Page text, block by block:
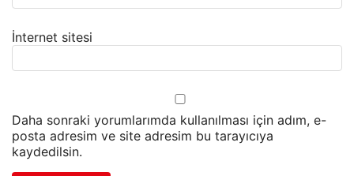
İnternet sitesi
Daha sonraki yorumlarımda kullanılması için adım, e-
posta adresim ve site adresim bu tarayıcıya
kaydedilsin.